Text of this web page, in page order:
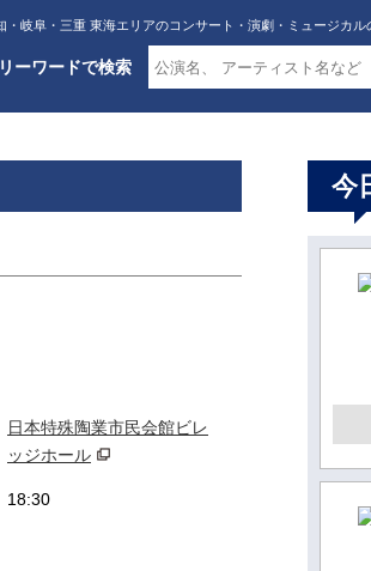
・岐阜・三重 東海エリアのコンサート・演劇・ミュージカル
ーワードで検索
日本特殊陶業市民会館ビレ
ッジホール
18:30
今